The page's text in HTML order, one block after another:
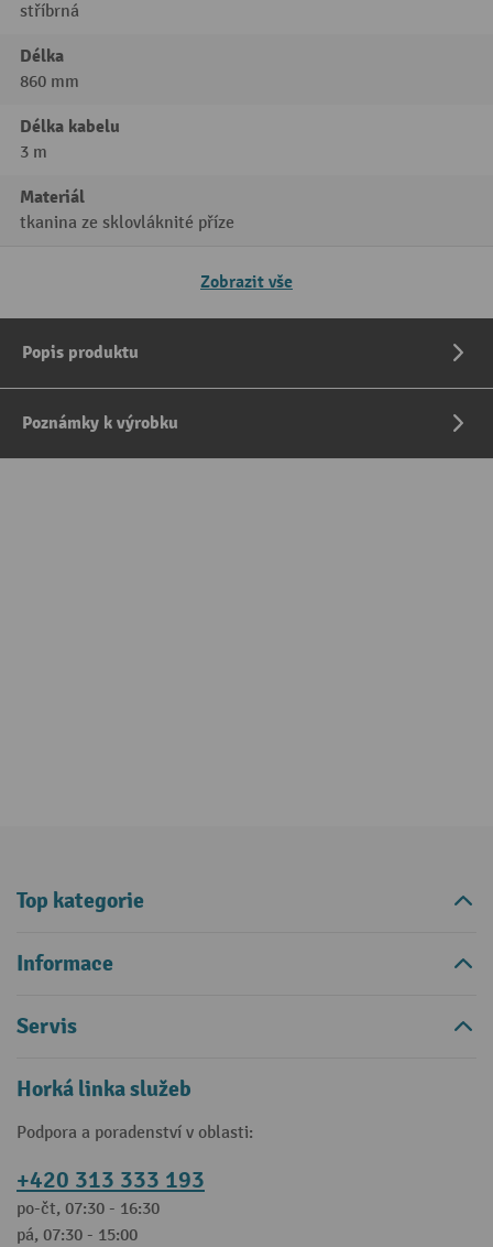
stříbrná
Délka
860 mm
Délka kabelu
3 m
Materiál
tkanina ze sklovláknité příze
Zobrazit vše
Popis produktu
Poznámky k výrobku
Top kategorie
Informace
Servis
Horká linka služeb
Podpora a poradenství v oblasti:
+420 313 333 193
po-čt, 07:30 - 16:30
pá, 07:30 - 15:00